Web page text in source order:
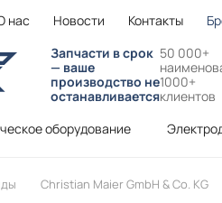
нас Новости Контакты
Запчасти в срок
— ваше
производство не
останавливается
50 000+
1000+
клиентов
оборудование
Christian Maier GmbH & Co. KG